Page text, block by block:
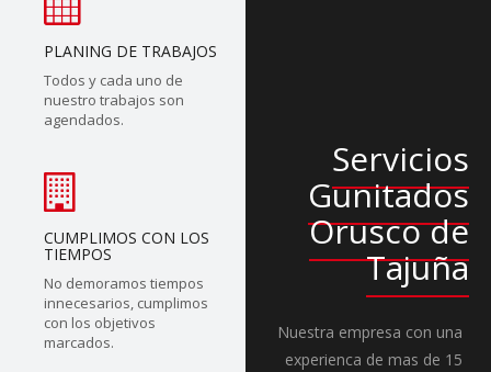
PLANING DE TRABAJOS
Todos y cada uno de
nuestro trabajos son
agendados.
CUMPLIMOS CON LOS
TIEMPOS
No demoramos tiempos
innecesarios, cumplimos
con los objetivos
marcados.
Servicios
Gunitados
Orusco de
Tajuña
Nuestra empresa con una
experienca de mas de 15